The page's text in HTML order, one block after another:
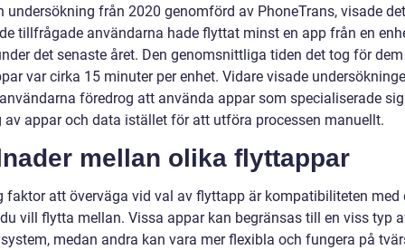
undersökning från 2020 genomförd av PhoneTrans, visade
tillfrågade användarna hade flyttat minst en app från en
det senaste året. Den genomsnittliga tiden det tog för
var cirka 15 minuter per enhet. Vidare visade
föredrog att använda appar som specialiserade
appar och data istället för att utföra processen manuellt.
mellan olika flyttappar
faktor att överväga vid val av flyttapp är kompatibiliteten med
vill flytta mellan. Vissa appar kan begränsas till en viss typ
medan andra kan vara mer flexibla och fungera på